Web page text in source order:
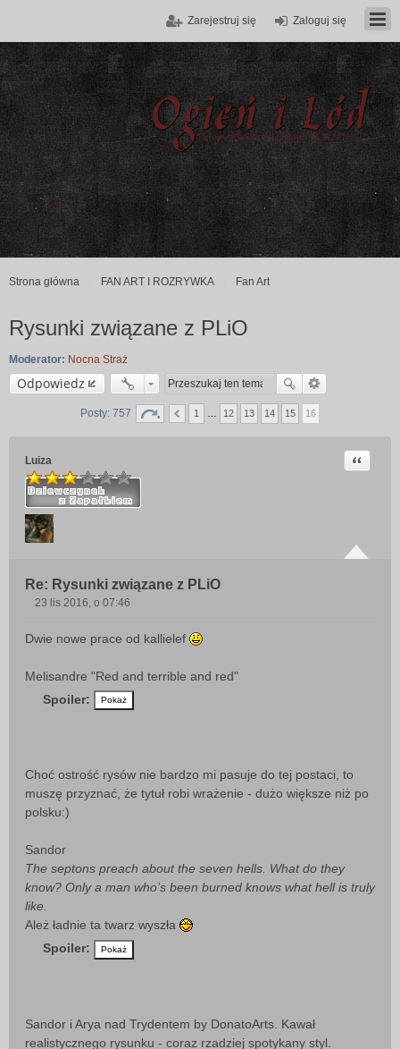
Zaloguj się
Zarejestruj się
Strona główna FAN ART I ROZRYWKA Fan Art
Rysunki związane z PLiO
Moderator: Nocna Straż
Odpowiedz
Posty: 757 1 12 13 14 15 16
Luiza
Re: Rysunki związane z PLiO
Cytuj
s
23 lis 2016, o 07:46
Dwie nowe prace od kallielef
Melisandre "Red and terrible and red"
Spoiler:
Choć ostrość rysów nie bardzo mi pasuje do tej postaci, to
muszę przyznać, że tytuł robi wrażenie - dużo większe niż po
polsku:)
Sandor
The septons preach about the seven hells. What do they
know? Only a man who’s been burned knows what hell is truly
like.
Ależ ładnie ta twarz wyszła
Spoiler:
Sandor i Arya nad Trydentem by DonatoArts. Kawał
realistycznego rysunku - coraz rzadziej spotykany styl.